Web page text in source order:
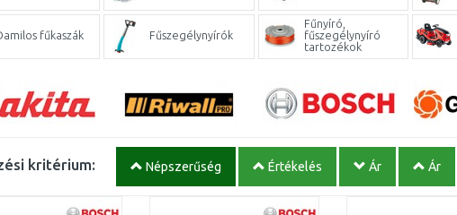
fűkaszák Fűszegélynyírók
Fűnyíró,
fűszegélynyíró
tartozékok
kritérium: Népszerűség Értékelés Ár Ár